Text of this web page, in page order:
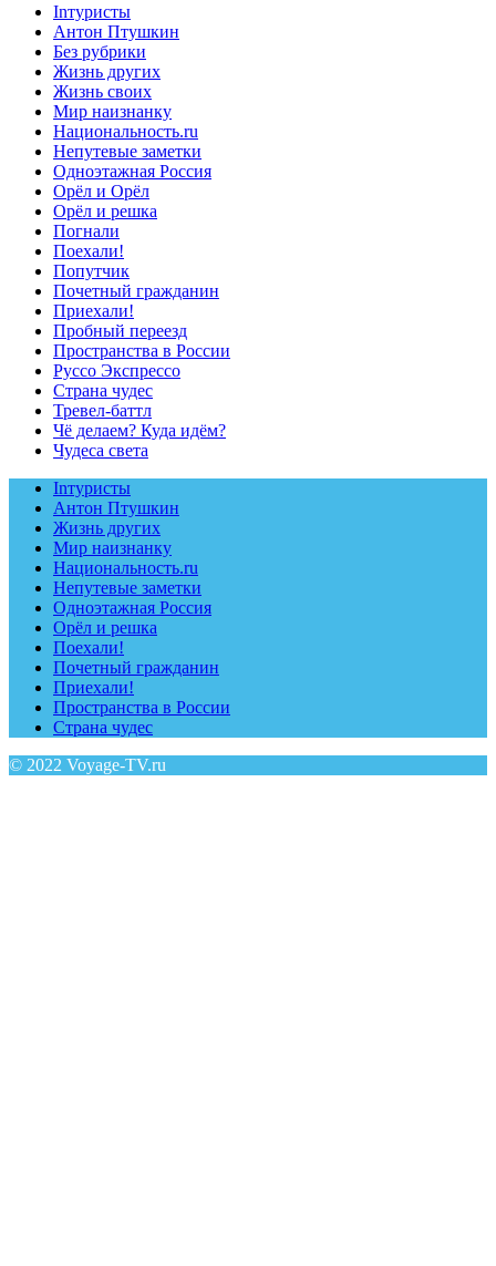
Inтуристы
Антон Птушкин
Без рубрики
Жизнь других
Жизнь своих
Мир наизнанку
Национальность.ru
Непутевые заметки
Одноэтажная Россия
Орёл и Орёл
Орёл и решка
Погнали
Поехали!
Попутчик
Почетный гражданин
Приехали!
Пробный переезд
Пространства в России
Руссо Экспрессо
Страна чудес
Тревел-баттл
Чё делаем? Куда идём?
Чудеса света
Inтуристы
Антон Птушкин
Жизнь других
Мир наизнанку
Национальность.ru
Непутевые заметки
Одноэтажная Россия
Орёл и решка
Поехали!
Почетный гражданин
Приехали!
Пространства в России
Страна чудес
© 2022 Voyage-TV.ru